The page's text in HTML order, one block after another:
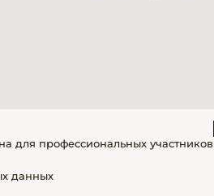
для профессиональных участников
данных